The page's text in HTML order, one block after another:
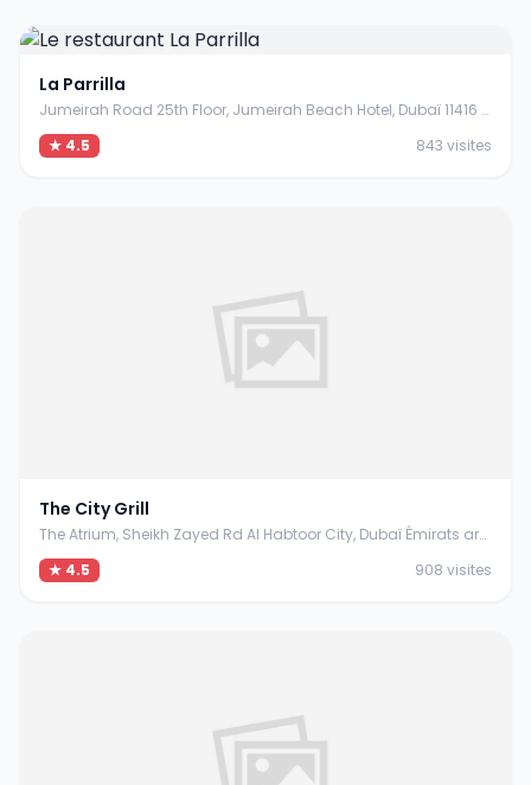
La Parrilla
Jumeirah Road 25th Floor, Jumeirah Beach Hotel, Dubaï 11416 Émirats arabes unis
★ 4.5
843 visites
The City Grill
The Atrium, Sheikh Zayed Rd Al Habtoor City, Dubaï Émirats arabes unis
★ 4.5
908 visites